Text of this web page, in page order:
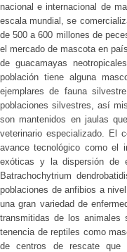
nacional e internacional de
escala mundial, se
de 500 a 600 millones de
el mercado de mascota en
de guacamayas
población tiene alguna
ejemplares de fauna
poblaciones silvestres, así
son mantenidos en jaulas
veterinario especializado. El
avance tecnológico como el
exóticas y la dispersión de
Batrachochytrium
poblaciones de anfibios a
una gran variedad de
transmitidas de los
tenencia de reptiles como
de centros de rescate que